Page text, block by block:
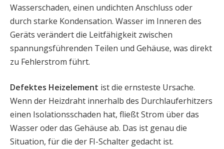
Wasserschaden, einen undichten Anschluss oder
durch starke Kondensation. Wasser im Inneren des
Geräts verändert die Leitfähigkeit zwischen
spannungsführenden Teilen und Gehäuse, was direkt
zu Fehlerstrom führt.
Defektes Heizelement ist die ernsteste Ursache.
Wenn der Heizdraht innerhalb des Durchlauferhitzers
einen Isolationsschaden hat, fließt Strom über das
Wasser oder das Gehäuse ab. Das ist genau die
Situation, für die der FI-Schalter gedacht ist.